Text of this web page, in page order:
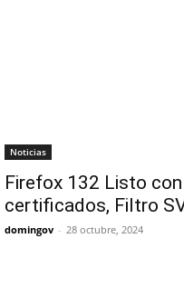
Noticias
Firefox 132 Listo
certificados, Filtro
domingov - 28 octubre, 2024